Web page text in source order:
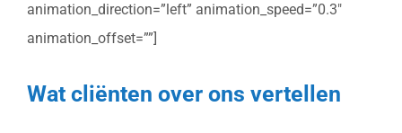
animation_direction=”left” animation_speed=”0.3″
animation_offset=””]
Wat cliënten over ons vertellen